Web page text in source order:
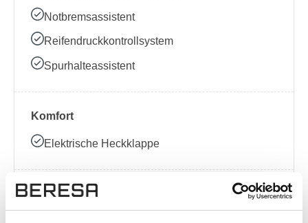
Notbremsassistent
Reifendruckkontrollsystem
Spurhalteassistent
Komfort
Elektrische Heckklappe
Exposé herunterladen [pdf]